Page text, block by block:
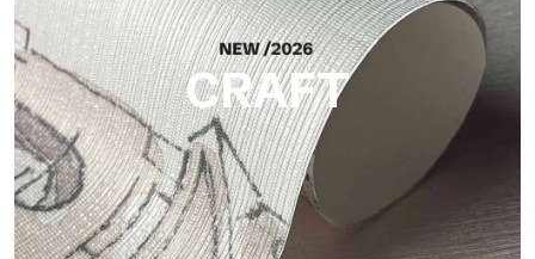
die das Licht reflektiert und der Fläche Tiefe verleiht.
CRAFT